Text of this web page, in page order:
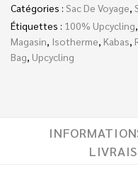
Catégories : Sac De Voyage
Étiquettes : 100% Upcycling
Magasin Isotherme Kabas
Bag Upcycling